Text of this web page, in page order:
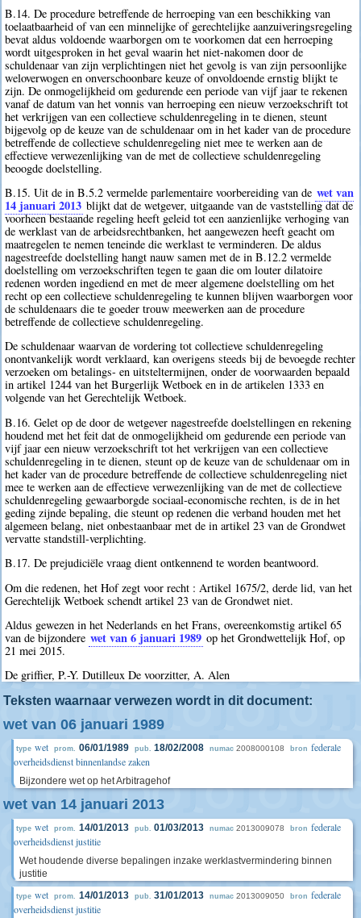
B.14. De procedure betreffende de herroeping van een beschikking van
toelaatbaarheid of van een minnelijke of gerechtelijke aanzuiveringsregeling
bevat aldus voldoende waarborgen om te voorkomen dat een herroeping
wordt uitgesproken in het geval waarin het niet-nakomen door de
schuldenaar van zijn verplichtingen niet het gevolg is van zijn persoonlijke
weloverwogen en onverschoonbare keuze of onvoldoende ernstig blijkt te
zijn. De onmogelijkheid om gedurende een periode van vijf jaar te rekenen
vanaf de datum van het vonnis van herroeping een nieuw verzoekschrift tot
het verkrijgen van een collectieve schuldenregeling in te dienen, steunt
bijgevolg op de keuze van de schuldenaar om in het kader van de procedure
betreffende de collectieve schuldenregeling niet mee te werken aan de
effectieve verwezenlijking van de met de collectieve schuldenregeling
beoogde doelstelling.
B.15. Uit de in B.5.2 vermelde parlementaire voorbereiding van de wet van
14 januari 2013 blijkt dat de wetgever, uitgaande van de vaststelling dat de
voorheen bestaande regeling heeft geleid tot een aanzienlijke verhoging van
de werklast van de arbeidsrechtbanken, het aangewezen heeft geacht om
maatregelen te nemen teneinde die werklast te verminderen. De aldus
nagestreefde doelstelling hangt nauw samen met de in B.12.2 vermelde
doelstelling om verzoekschriften tegen te gaan die om louter dilatoire
redenen worden ingediend en met de meer algemene doelstelling om het
recht op een collectieve schuldenregeling te kunnen blijven waarborgen voor
de schuldenaars die te goeder trouw meewerken aan de procedure
betreffende de collectieve schuldenregeling.
De schuldenaar waarvan de vordering tot collectieve schuldenregeling
onontvankelijk wordt verklaard, kan overigens steeds bij de bevoegde rechter
verzoeken om betalings- en uitsteltermijnen, onder de voorwaarden bepaald
in artikel 1244 van het Burgerlijk Wetboek en in de artikelen 1333 en
volgende van het Gerechtelijk Wetboek.
B.16. Gelet op de door de wetgever nagestreefde doelstellingen en rekening
houdend met het feit dat de onmogelijkheid om gedurende een periode van
vijf jaar een nieuw verzoekschrift tot het verkrijgen van een collectieve
schuldenregeling in te dienen, steunt op de keuze van de schuldenaar om in
het kader van de procedure betreffende de collectieve schuldenregeling niet
mee te werken aan de effectieve verwezenlijking van de met de collectieve
schuldenregeling gewaarborgde sociaal-economische rechten, is de in het
geding zijnde bepaling, die steunt op redenen die verband houden met het
algemeen belang, niet onbestaanbaar met de in artikel 23 van de Grondwet
vervatte standstill-verplichting.
B.17. De prejudiciële vraag dient ontkennend te worden beantwoord.
Om die redenen, het Hof zegt voor recht : Artikel 1675/2, derde lid, van het
Gerechtelijk Wetboek schendt artikel 23 van de Grondwet niet.
Aldus gewezen in het Nederlands en het Frans, overeenkomstig artikel 65
van de bijzondere wet van 6 januari 1989 op het Grondwettelijk Hof, op
21 mei 2015.
De griffier, P.-Y. Dutilleux De voorzitter, A. Alen
Teksten waarnaar verwezen wordt in dit document:
wet van 06 januari 1989
type wet prom. 06/01/1989 pub. 18/02/2008 numac 2008000108 bron federale
overheidsdienst binnenlandse zaken
Bijzondere wet op het Arbitragehof
wet van 14 januari 2013
type wet prom. 14/01/2013 pub. 01/03/2013 numac 2013009078 bron federale
overheidsdienst justitie
Wet houdende diverse bepalingen inzake werklastvermindering binnen
justitie
type wet prom. 14/01/2013 pub. 31/01/2013 numac 2013009050 bron federale
overheidsdienst justitie